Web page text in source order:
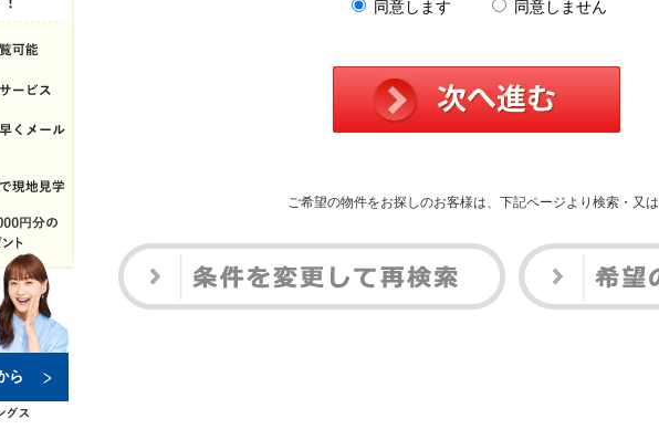
同意します
同意しません
ご希望の物件をお探しのお客様は、下記ページより検索・又は